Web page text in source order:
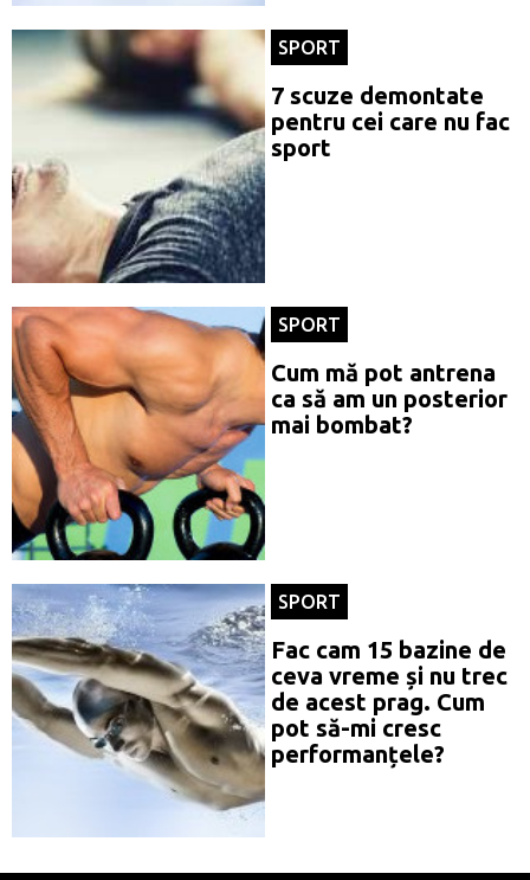
SPORT
7 scuze demontate
pentru cei care nu fac
sport
SPORT
Cum mă pot antrena
ca să am un posterior
mai bombat?
SPORT
Fac cam 15 bazine de
ceva vreme și nu trec
de acest prag. Cum
pot să-mi cresc
performanțele?